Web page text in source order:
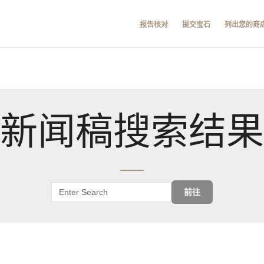
报告核对 提交宝石 列出您的商
新闻稿搜索结果
前往